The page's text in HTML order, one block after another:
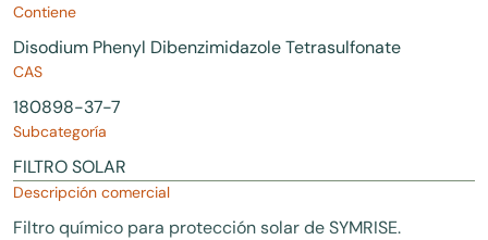
Contiene
Disodium Phenyl Dibenzimidazole Tetrasulfonate
CAS
180898-37-7
Subcategoría
FILTRO SOLAR
Descripción comercial
Filtro químico para protección solar de SYMRISE.